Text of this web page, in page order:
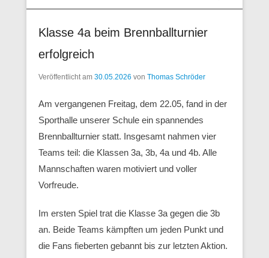
Klasse 4a beim Brennballturnier
erfolgreich
Veröffentlicht am 30.05.2026 von Thomas Schröder
Am vergangenen Freitag, dem 22.05, fand in der
Sporthalle unserer Schule ein spannendes
Brennballturnier statt. Insgesamt nahmen vier
Teams teil: die Klassen 3a, 3b, 4a und 4b. Alle
Mannschaften waren motiviert und voller
Vorfreude.
Im ersten Spiel trat die Klasse 3a gegen die 3b
an. Beide Teams kämpften um jeden Punkt und
die Fans fieberten gebannt bis zur letzten Aktion.